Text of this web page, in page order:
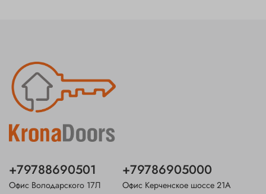
+79788690501
Офис Володарского 17Л
+79786905000
Офис Керченское шоссе 21А